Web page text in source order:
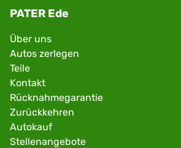
PATER Ede
Über uns
Autos zerlegen
Teile
Kontakt
Rücknahmegarantie
Zurückkehren
Autokauf
Stellenangebote